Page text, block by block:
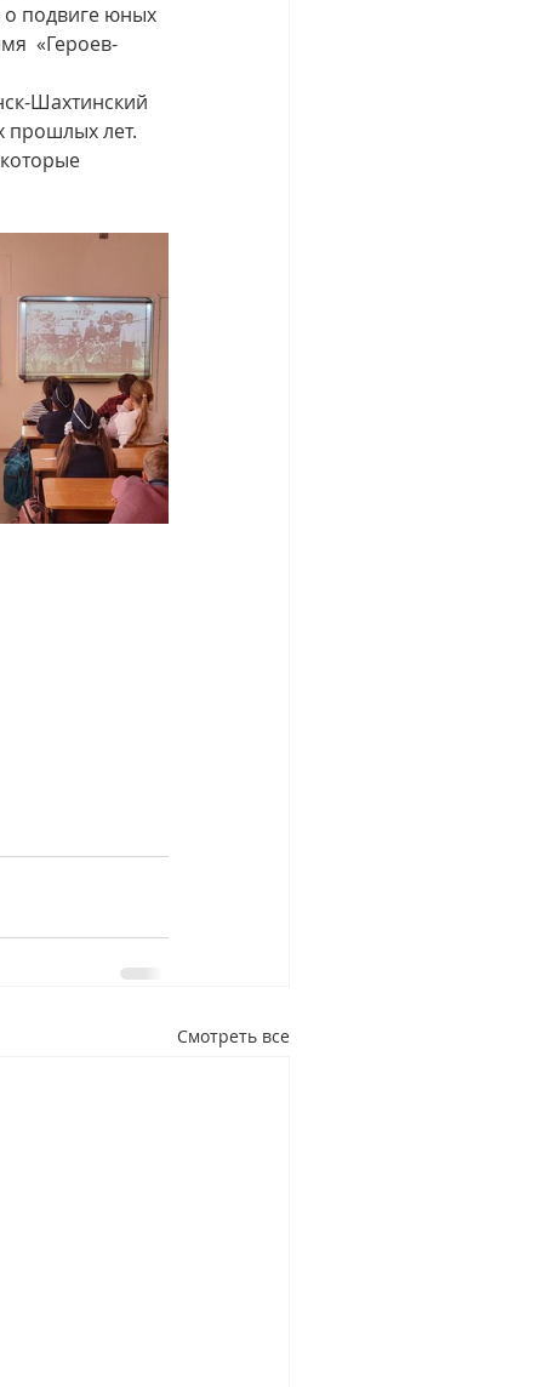
о подвиге юных
«Героев-
Шахтинский
прошлых лет.
Смотреть все